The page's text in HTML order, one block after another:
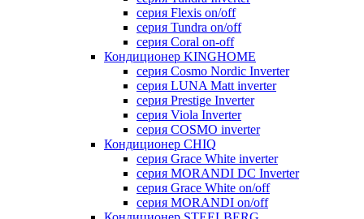
серия Flexis on/off
серия Tundra on/off
серия Coral on-off
Кондиционер KINGHOME
серия Cosmo Nordic Inverter
серия LUNA Matt inverter
серия Prestige Inverter
серия Viola Inverter
серия COSMO inverter
Кондиционер CHIQ
серия Grace White inverter
серия MORANDI DC Inverter
серия Grace White on/off
серия MORANDI on/off